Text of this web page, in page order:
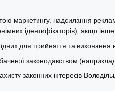
маркетингу, надсилання
ідентифікаторів), якщо
для прийняття та
законодавством
законних інтересів